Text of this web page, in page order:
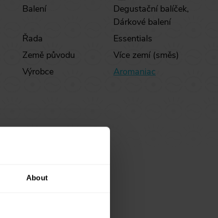
About
Balení
Degustační balíček,
Dárkové balení
Řada
Essentials
Země původu
Více zemí (směs)
Výrobce
Aromaniac